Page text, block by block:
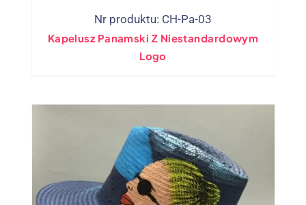
Nr produktu: CH-Pa-03
Kapelusz Panamski Z Niestandardowym
Logo